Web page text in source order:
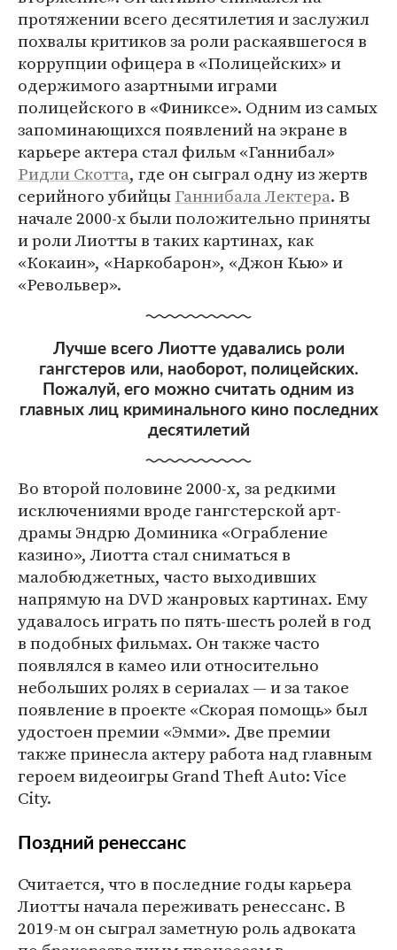
протяжении всего десятилетия и заслужил
похвалы критиков за роли раскаявшегося в
коррупции офицера в «Полицейских» и
одержимого азартными играми
полицейского в «Финиксе». Одним из самых
запоминающихся появлений на экране в
карьере актера стал фильм «Ганнибал»
Ридли Скотта, где он сыграл одну из жертв
серийного убийцыГаннибала Лектера. В
начале 2000-х были положительно приняты
и роли Лиотты в таких картинах, как
«Кокаин», «Наркобарон», «Джон Кью» и
«Револьвер».
Лучше всего Лиотте удавались роли
гангстеров или, наоборот, полицейских.
Пожалуй, его можно считать одним из
главных лиц криминального кино последних
десятилетий
Во второй половине 2000-х, за редкими
исключениями вроде гангстерской арт-
драмы Эндрю Доминика «Ограбление
казино», Лиотта стал сниматься в
малобюджетных, часто выходивших
напрямую на DVD жанровых картинах. Ему
удавалось играть по пять-шесть ролей в год
в подобных фильмах. Он также часто
появлялся в камео или относительно
небольших ролях в сериалах — и за такое
появление в проекте «Скорая помощь» был
удостоен премии «Эмми». Две премии
также принесла актеру работа над главным
героем видеоигры Grand Theft Auto: Vice
City.
Поздний ренессанс
Считается, что в последние годы карьера
Лиотты начала переживать ренессанс. В
2019-м он сыграл заметную роль адвоката